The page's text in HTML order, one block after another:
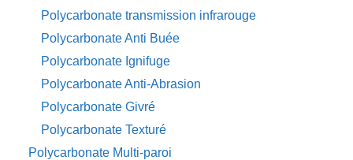
Polycarbonate transmission infrarouge
Polycarbonate Anti Buée
Polycarbonate Ignifuge
Polycarbonate Anti-Abrasion
Polycarbonate Givré
Polycarbonate Texturé
Polycarbonate Multi-paroi